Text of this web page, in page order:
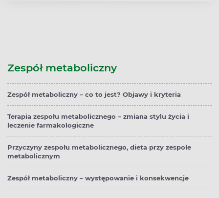
Zespół metaboliczny
Zespół metaboliczny – co to jest? Objawy i kryteria
Terapia zespołu metabolicznego – zmiana stylu życia i
leczenie farmakologiczne
Przyczyny zespołu metabolicznego, dieta przy zespole
metabolicznym
Zespół metaboliczny – występowanie i konsekwencje